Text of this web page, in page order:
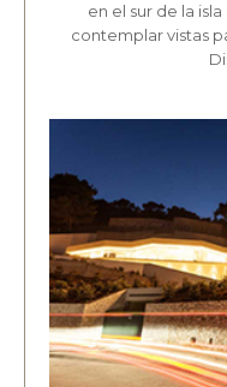
en el sur de la
contemplar vistas